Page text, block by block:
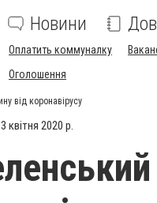
Новини
Оплатить коммуналку
Оголошення
від коронавірусу
квітня 2020 р.